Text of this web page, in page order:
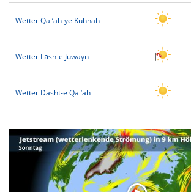
Wetter Qal‘ah-ye Kuhnah
Wetter Lāsh-e Juwayn
Wetter Dasht-e Qal‘ah